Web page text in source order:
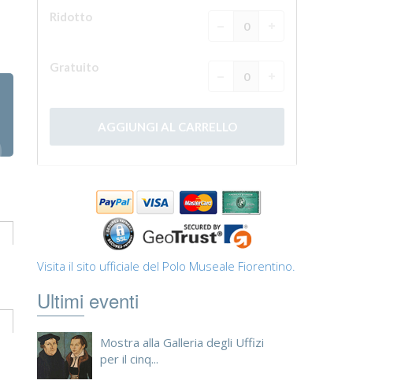
Visita il sito ufficiale del Polo Museale Fiorentino.
Ultimi eventi
Mostra alla Galleria degli Uffizi
per il cinq...